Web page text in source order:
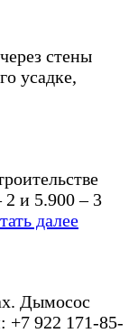
стены
усадке,
2 и 5.900 – 3
далее
Дымосос
+7 922 171-85-